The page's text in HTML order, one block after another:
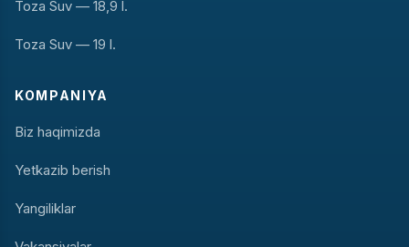
Toza Suv — 18,9 l.
Toza Suv — 19 l.
KOMPANIYA
Biz haqimizda
Yetkazib berish
Yangiliklar